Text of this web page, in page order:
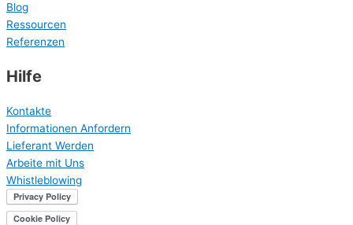
Blog
Ressourcen
Referenzen
Hilfe
Kontakte
Informationen Anfordern
Lieferant Werden
Arbeite mit Uns
Whistleblowing